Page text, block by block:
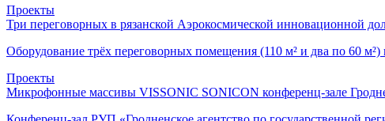
Проекты
Три переговорных в рязанской Аэрокосмической инновационной
Оборудование трёх переговорных помещения (110 м² и два по 60
Проекты
Микрофонные массивы VISSONIC SONICON конференц-зале